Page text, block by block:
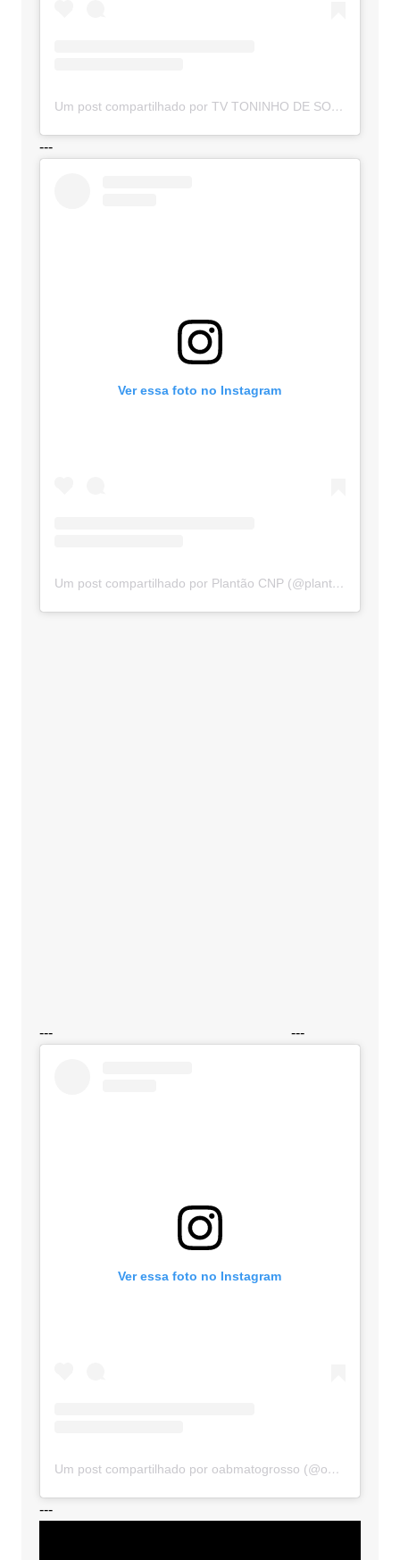
Um post compartilhado por TV TONINHO DE SOUZA (@toninhodesouzamt)
---
Ver essa foto no Instagram
Um post compartilhado por Plantão CNP (@plantaocnp)
--- ---
Ver essa foto no Instagram
Um post compartilhado por oabmatogrosso (@oabmatogrosso)
---